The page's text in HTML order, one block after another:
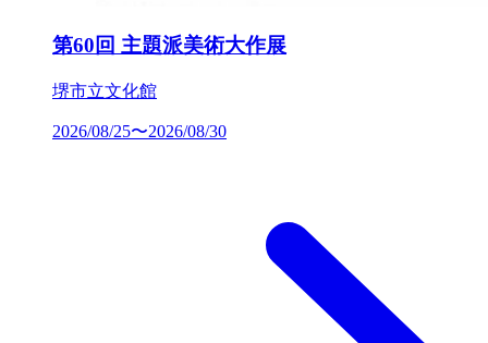
第60回 主題派美術大作展
堺市立文化館
2026/08/25〜2026/08/30